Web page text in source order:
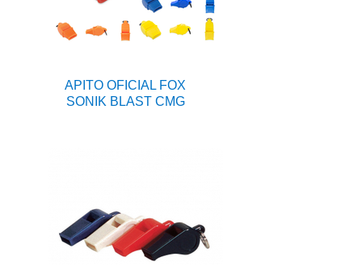
APITO OFICIAL FOX
SONIK BLAST CMG